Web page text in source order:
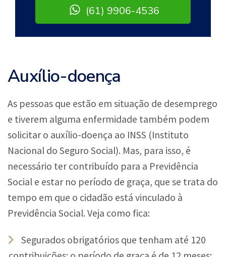
(61) 9906-4536
Auxílio-doença
As pessoas que estão em situação de desemprego
e tiverem alguma enfermidade também podem
solicitar o auxílio-doença ao INSS (Instituto
Nacional do Seguro Social). Mas, para isso, é
necessário ter contribuído para a Previdência
Social e estar no período de graça, que se trata do
tempo em que o cidadão está vinculado à
Previdência Social. Veja como fica:
Segurados obrigatórios que tenham até 120